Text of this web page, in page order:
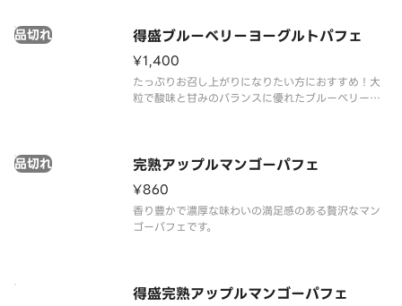
得盛ブルーベリーヨーグルトパフェ
品切れ
¥1,400
たっぷりお召し上がりになりたい方におすすめ！大
粒で酸味と甘みのバランスに優れたブルーベリーと
完熟アップルマンゴーパフェ
品切れ
¥860
香り豊かで濃厚な味わいの満足感のある贅沢なマン
ゴーパフェです。
得盛完熟アップルマンゴーパフェ